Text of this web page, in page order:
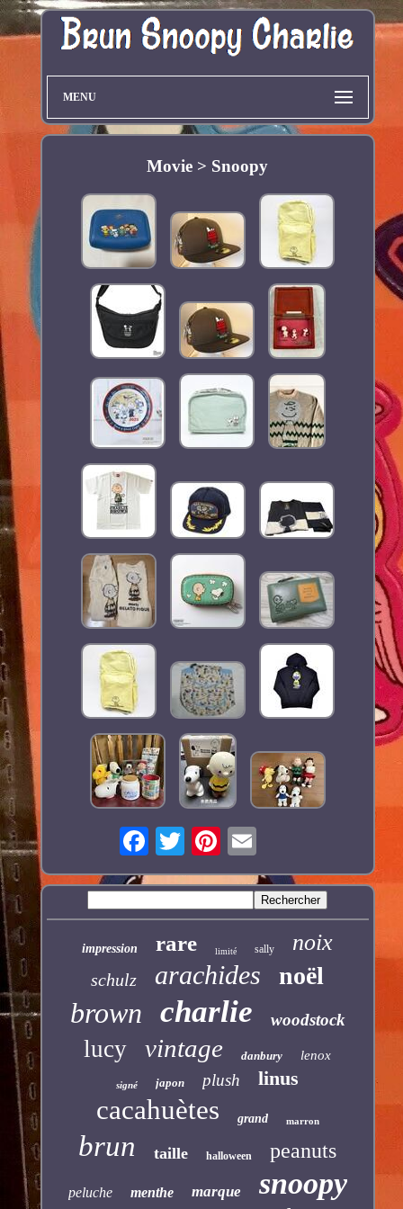
MENU
Movie > Snoopy
impression rare limité sally noix
schulz arachides noël
brown charlie woodstock
lucy vintage danbury lenox
signé japon plush linus
cacahuètes grand marron
brun taille halloween peanuts
peluche menthe marque snoopy